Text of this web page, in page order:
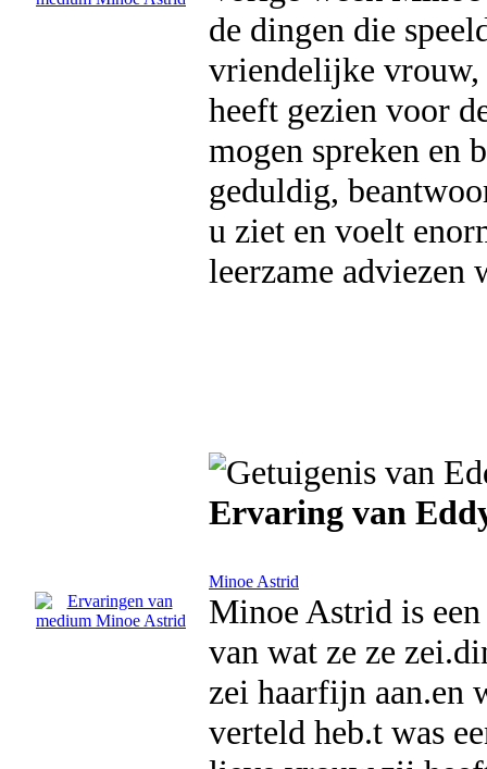
de dingen die
vriendelijke vrouw,
heeft gezien voor
mogen spreken en
geduldig,
u ziet en voelt
leerzame adviezen
Ervaring van
Minoe Astrid
Minoe Astrid is
van wat ze ze
zei haarfijn aan.en
verteld heb.t was